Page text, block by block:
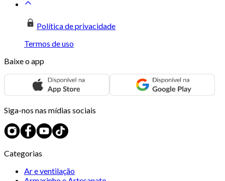
Política de privacidade
Termos de uso
Baixe o app
Siga-nos nas mídias sociais
Categorias
Ar e ventilação